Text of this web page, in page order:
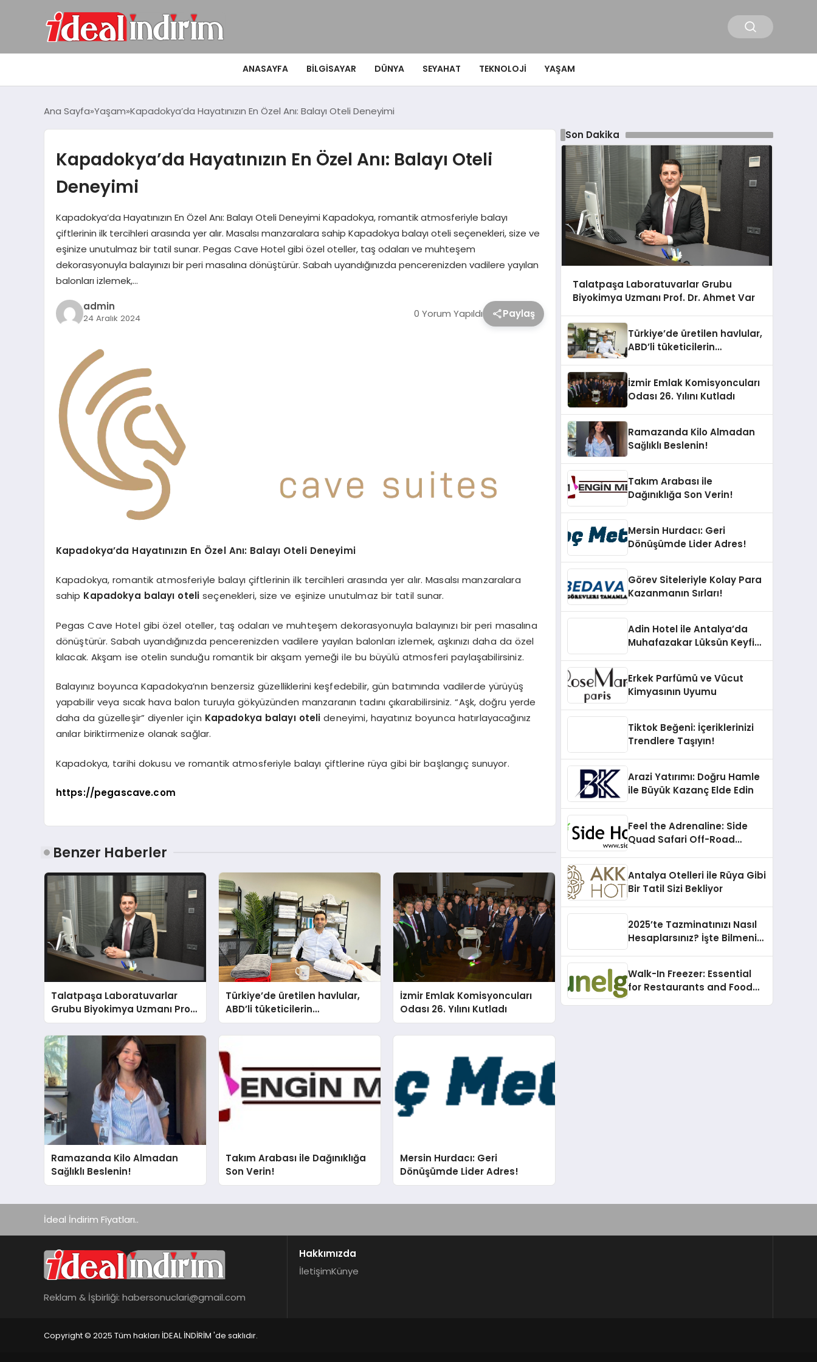
ANASAYFA BILGISAYAR DÜNYA SEYAHAT TEKNOLOJI YAŞAM
Ana Sayfa Yaşam Kapadokya’da Hayatınızın En Özel Anı: Balayı Oteli Deneyimi
Kapadokya’da Hayatınızın En Özel Anı: Balayı Oteli
Deneyimi
Kapadokya’da Hayatınızın En Özel Anı: Balayı Oteli Deneyimi Kapadokya, romantik atmosferiyle balayı
çiftlerinin ilk tercihleri arasında yer alır. Masalsı manzaralara sahip Kapadokya balayı oteli seçenekleri, size ve
eşinize unutulmaz bir tatil sunar. Pegas Cave Hotel gibi özel oteller, taş odaları ve muhteşem
dekorasyonuyla balayınızı bir peri masalına dönüştürür. Sabah uyandığınızda pencerenizden vadilere yayılan
balonları izlemek,…
admin
24 Aralık 2024 0 Yorum Yapıldı Paylaş
Kapadokya’da Hayatınızın En Özel Anı: Balayı Oteli Deneyimi
Kapadokya, romantik atmosferiyle balayı çiftlerinin ilk tercihleri arasında yer alır. Masalsı manzaralara
sahip Kapadokya balayı oteli seçenekleri, size ve eşinize unutulmaz bir tatil sunar.
Pegas Cave Hotel gibi özel oteller, taş odaları ve muhteşem dekorasyonuyla balayınızı bir peri masalına
dönüştürür. Sabah uyandığınızda pencerenizden vadilere yayılan balonları izlemek, aşkınızı daha da özel
kılacak. Akşam ise otelin sunduğu romantik bir akşam yemeği ile bu büyülü atmosferi paylaşabilirsiniz.
Balayınız boyunca Kapadokya’nın benzersiz güzelliklerini keşfedebilir, gün batımında vadilerde yürüyüş
yapabilir veya sıcak hava balon turuyla gökyüzünden manzaranın tadını çıkarabilirsiniz. “Aşk, doğru yerde
daha da güzelleşir” diyenler için Kapadokya balayı oteli deneyimi, hayatınız boyunca hatırlayacağınız
anılar biriktirmenize olanak sağlar.
Kapadokya, tarihi dokusu ve romantik atmosferiyle balayı çiftlerine rüya gibi bir başlangıç sunuyor.
https://pegascave.com
Benzer Haberler
Talatpaşa Laboratuvarlar
Grubu Biyokimya Uzmanı Prof.
Dr. Ahmet Var
Türkiye’de üretilen havlular,
ABD’li tüketicilerin
banyosunda baş kahraman
oluyor
İzmir Emlak Komisyoncuları
Odası 26. Yılını Kutladı
Ramazanda Kilo Almadan
Sağlıklı Beslenin!
Takım Arabası ile Dağınıklığa
Son Verin!
Mersin Hurdacı: Geri
Dönüşümde Lider Adres!
Son Dakika
Talatpaşa Laboratuvarlar Grubu
Biyokimya Uzmanı Prof. Dr. Ahmet Var
Türkiye’de üretilen havlular,
ABD’li tüketicilerin
İzmir Emlak Komisyoncuları
Odası 26. Yılını Kutladı
Ramazanda Kilo Almadan
Sağlıklı Beslenin!
Takım Arabası ile
Dağınıklığa Son Verin!
Mersin Hurdacı: Geri
Dönüşümde Lider Adres!
Görev Siteleriyle Kolay Para
Kazanmanın Sırları!
Adin Hotel ile Antalya’da
Muhafazakar Lüksün Keyfini
Erkek Parfümü ve Vücut
Kimyasının Uyumu
Tiktok Beğeni: İçeriklerinizi
Trendlere Taşıyın!
Arazi Yatırımı: Doğru Hamle
ile Büyük Kazanç Elde Edin
Feel the Adrenaline: Side
Quad Safari Off-Road
Antalya Otelleri ile Rüya Gibi
Bir Tatil Sizi Bekliyor
2025’te Tazminatınızı Nasıl
Hesaplarsınız? İşte Bilmeniz
Walk-In Freezer: Essential
for Restaurants and Food
İdeal İndirim Fiyatları..
Reklam & İşbirliği: habersonuclari@gmail.com
Hakkımızda
İletişimKünye
Copyright © 2025 Tüm hakları İDEAL İNDİRİM 'de saklıdır.